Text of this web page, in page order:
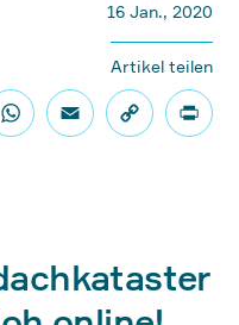
16 Jan., 2020
Artikel teilen